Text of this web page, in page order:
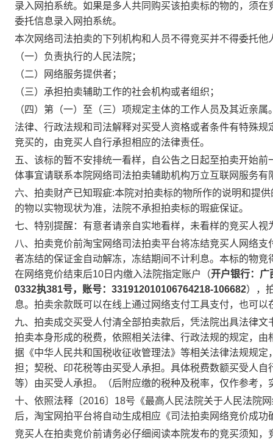
录入网拍系统。如果是多人共同购买该拍卖标的物的，须
委托信息录入网拍系统。
本次网络司法拍卖的下列机构和人员不得竞买并不得委托
（一）负责执行的人民法院；
（二）网络服务提供者；
（三）承担拍卖辅助工作的社会机构或者组织；
（四）第（一）至（三）项规定主体的工作人员及其近亲属
法律、行政法规和司法解释对买受人资格或者条件有特殊
竞买的，由竞买人自行承担相应的法律责任。
五、该标的暂不安排统一看样，自公告之日起至拍卖开始前
体事宜请联系本院网络司法拍卖辅助机构万立互联网服务
六、拍卖财产已知瑕疵:本院对拍卖标的物所作的说明和提
的物以实物现状为准，法院不承担拍卖标的瑕疵保证。
七、特别提醒：有意者请亲自实地看样，未看样的竞买人视
八、拍卖竞价前淘宝网络司法拍卖平台将冻结竞买人网络
者冻结的保证金自动解冻，冻结期间不计利息。本标的物
在网络竞价结束后10 日内缴入法院指定账户（开户银行：广
0332执381号，账号： 331912010106764218-106682），
息。拍卖余款既可以在线上通过网络支付工具支付，也可
九、拍卖成交买受人付清全部拍卖款后，凭法院出具法律
拍卖本身形成的税费，依照相关法律、行政法规的规定，
据《中华人民共和国税收征收管理法》等相关法律法规规
担；契税、印花税等由买受人承担。具体税费数额买受人
等）由买受人承担。（后附应缴的税种及税率，仅作参考
十、依照法释〔2016〕 18号《最高人民法院关于人民法院
后，淘宝网拍平台将自动生成相应《司法拍卖网络竞价成
竞买人在拍卖竞价前请务必仔细阅读本院发布的竞买须知